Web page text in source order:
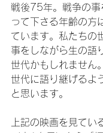
戦後75年。戦争の事
って下さる年齢の方
ています。私たちの
事をしながら生の語
世代かもしれません
世代に語り継げるよ
と思います。
上記の映画を見てい